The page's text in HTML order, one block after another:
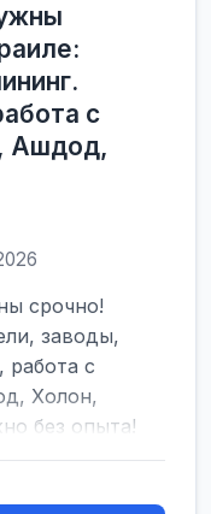
с
Ашдод,
срочно!
заводы,
работа с
Холон,
без опыта!